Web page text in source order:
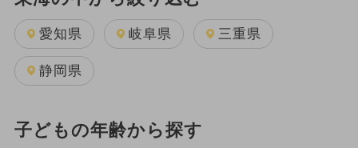
愛知県 岐阜県 三重県
静岡県
子どもの年齢から探す